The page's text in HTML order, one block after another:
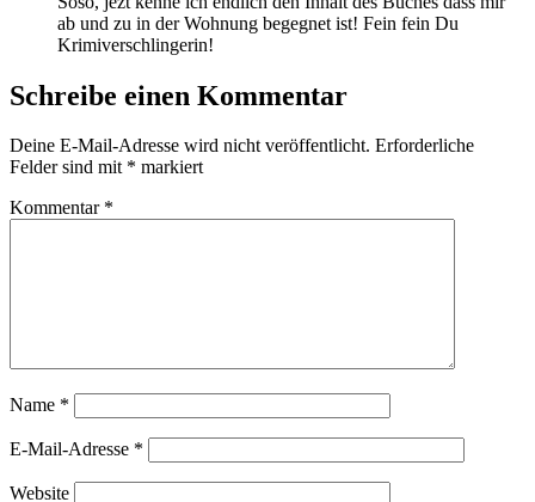
ab und zu in der Wohnung begegnet ist! Fein fein Du
Krimiverschlingerin!
Schreibe einen Kommentar
Deine E-Mail-Adresse wird nicht veröffentlicht. Erforderliche
Felder sind mit * markiert
Kommentar *
Name *
E-Mail-Adresse *
Website